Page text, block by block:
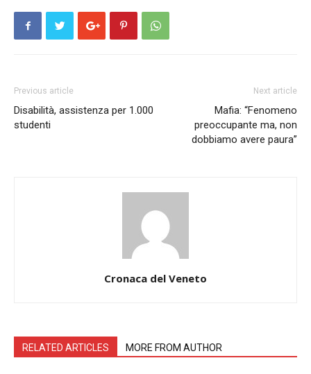
Previous article
Disabilità, assistenza per 1.000
studenti
Next article
Mafia: “Fenomeno
preoccupante ma, non
dobbiamo avere paura”
Cronaca del Veneto
RELATED ARTICLES MORE FROM AUTHOR